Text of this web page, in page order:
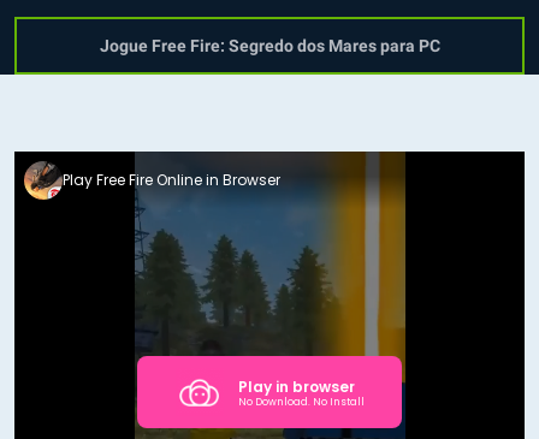
Jogue Free Fire: Segredo dos Mares para PC